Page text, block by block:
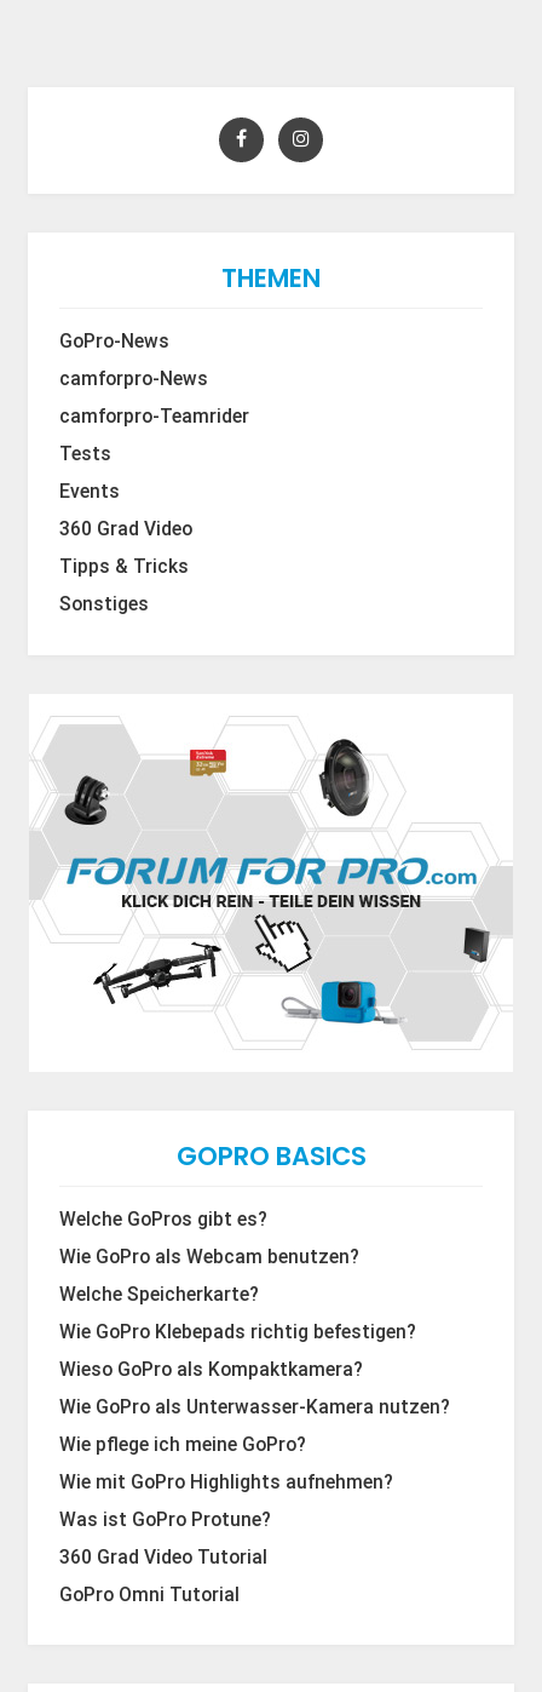
THEMEN
GoPro-News
camforpro-News
camforpro-Teamrider
Tests
Events
360 Grad Video
Tipps & Tricks
Sonstiges
GOPRO BASICS
Welche GoPros gibt es?
Wie GoPro als Webcam benutzen?
Welche Speicherkarte?
Wie GoPro Klebepads richtig befestigen?
Wieso GoPro als Kompaktkamera?
Wie GoPro als Unterwasser-Kamera nutzen?
Wie pflege ich meine GoPro?
Wie mit GoPro Highlights aufnehmen?
Was ist GoPro Protune?
360 Grad Video Tutorial
GoPro Omni Tutorial